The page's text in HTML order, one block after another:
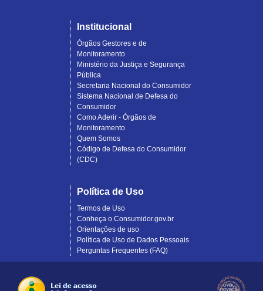
Institucional
Órgãos Gestores e de
Monitoramento
Ministério da Justiça e Segurança
Pública
Secretaria Nacional do Consumidor
Sistema Nacional de Defesa do
Consumidor
Como Aderir - Órgãos de
Monitoramento
Quem Somos
Código de Defesa do Consumidor
(CDC)
Política de Uso
Termos de Uso
Conheça o Consumidor.gov.br
Orientações de uso
Política de Uso de Dados Pessoais
Perguntas Frequentes (FAQ)